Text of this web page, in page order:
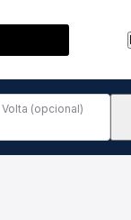
Volta (opcional)